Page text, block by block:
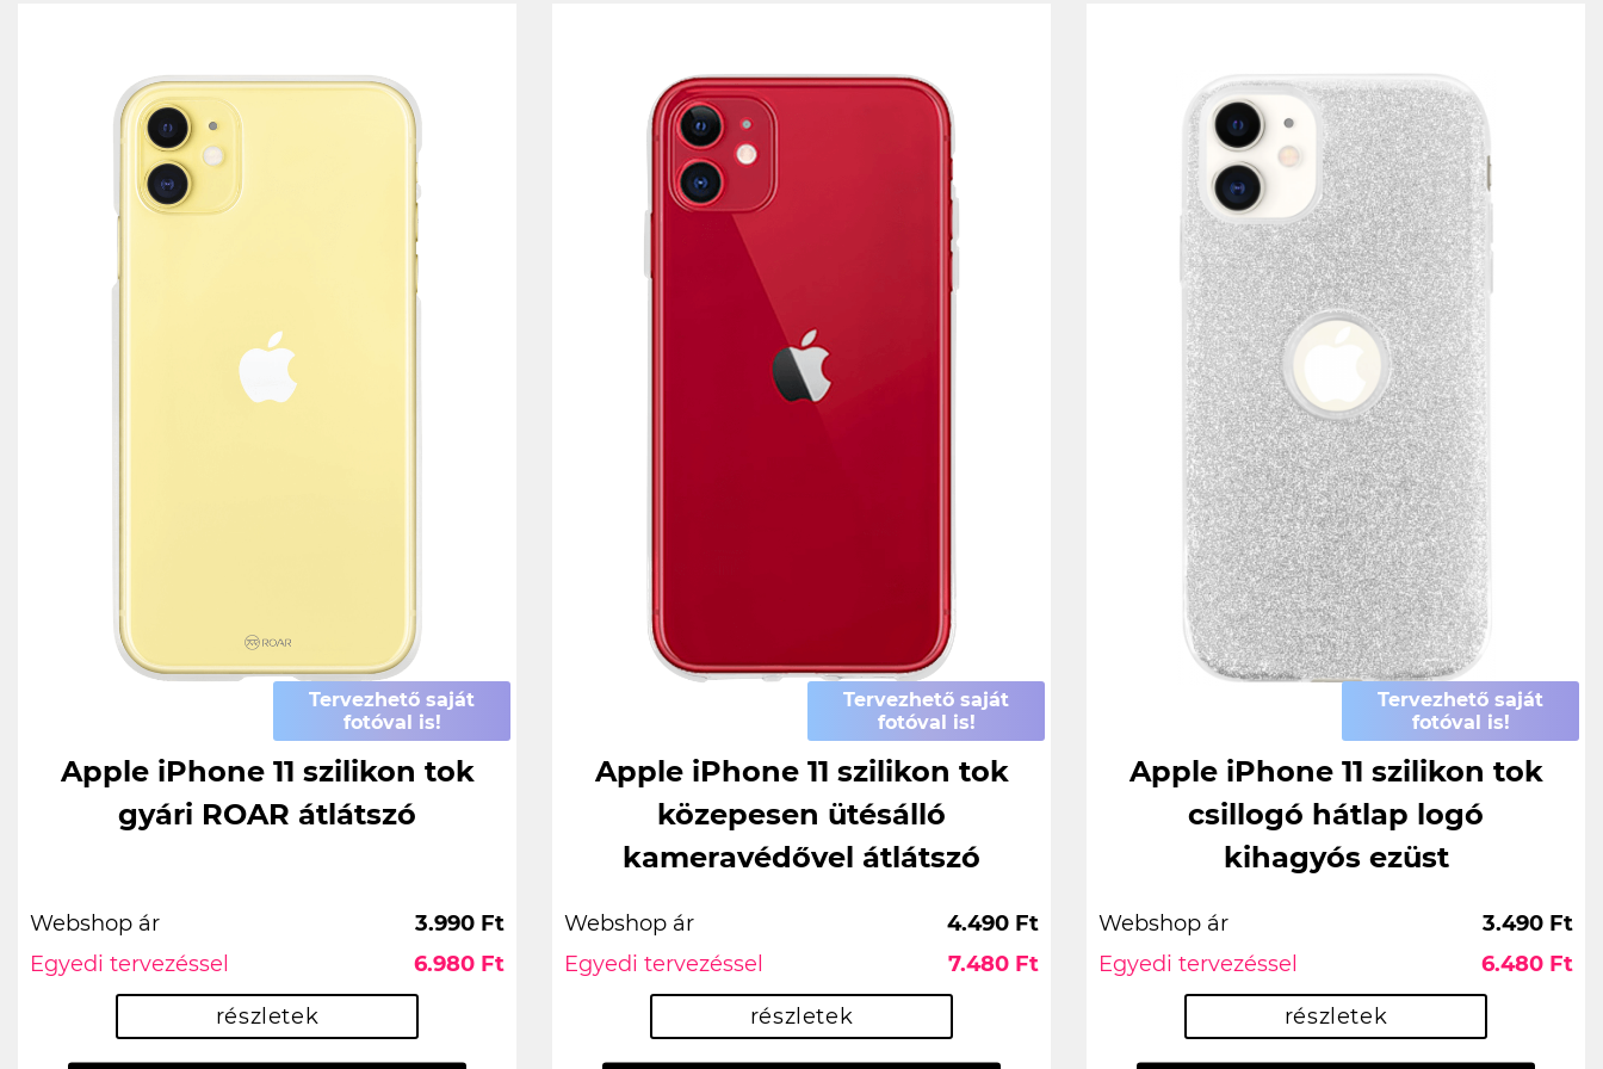
Tervezhető saját
fotóval is!
Apple iPhone 11 szilikon tok
gyári ROAR átlátszó
Webshop ár
3.990 Ft
Egyedi tervezéssel
6.980 Ft
részletek
Tervezhető saját
fotóval is!
Apple iPhone 11 szilikon tok
közepesen ütésálló
kameravédővel átlátszó
Webshop ár
4.490 Ft
Egyedi tervezéssel
7.480 Ft
részletek
Tervezhető saját
fotóval is!
Apple iPhone 11 szilikon tok
csillogó hátlap logó
kihagyós ezüst
Webshop ár
3.490 Ft
Egyedi tervezéssel
6.480 Ft
részletek